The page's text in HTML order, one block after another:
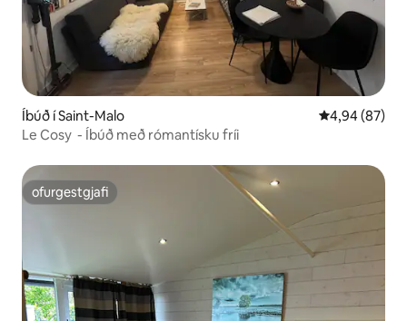
Íbúð í Saint-Malo 4,94 af 5 í
4,94 (87)
Le Cosy ‌ - Íbúð með rómantísku fríi
ofurgestgjafi
ofurgestgjafi